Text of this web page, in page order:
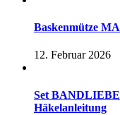
Baskenmütze
12. Februar 2026
Set BANDLIEBE
Häkelanleitung